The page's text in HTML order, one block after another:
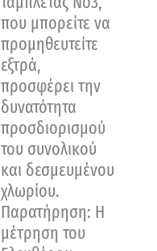
που μπορείτε να
προμηθευτείτε
εξτρά,
προσφέρει την
δυνατότητα
προσδιορισμού
του συνολικού
και δεσμευμένου
χλωρίου.
Παρατήρηση: Η
μέτρηση του